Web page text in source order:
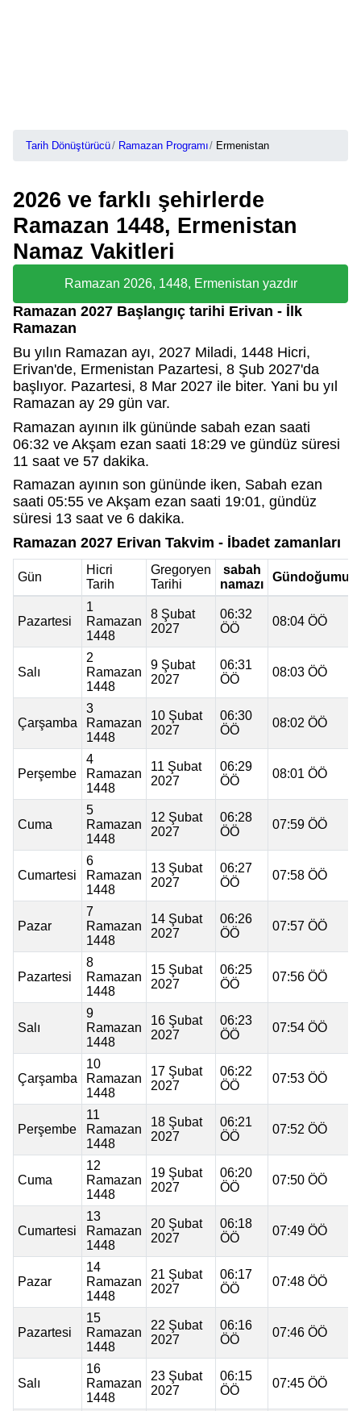
Tarih Dönüştürücü Ramazan Programı Ermenistan
2026 ve farklı şehirlerde
Ramazan 1448, Ermenistan
Namaz Vakitleri
Ramazan 2026, 1448, Ermenistan yazdır
Ramazan 2027 Başlangıç tarihi Erivan - İlk
Ramazan
Bu yılın Ramazan ayı, 2027 Miladi, 1448 Hicri,
Erivan'de, Ermenistan Pazartesi, 8 Şub 2027'da
başlıyor. Pazartesi, 8 Mar 2027 ile biter. Yani bu yıl
Ramazan ay 29 gün var.
Ramazan ayının ilk gününde sabah ezan saati
06:32 ve Akşam ezan saati 18:29 ve gündüz süresi
11 saat ve 57 dakika.
Ramazan ayının son gününde iken, Sabah ezan
saati 05:55 ve Akşam ezan saati 19:01, gündüz
süresi 13 saat ve 6 dakika.
Ramazan 2027 Erivan Takvim - İbadet zamanları
Gün
Hicri
Tarih
Gregoryen
Tarihi
sabah
namazı
Gündoğumu
Pazartesi
1
Ramazan
1448
8 Şubat
2027
06:32
ÖÖ
08:04 ÖÖ
Salı
2
Ramazan
1448
9 Şubat
2027
06:31
ÖÖ
08:03 ÖÖ
Çarşamba
3
Ramazan
1448
10 Şubat
2027
06:30
ÖÖ
08:02 ÖÖ
Perşembe
4
Ramazan
1448
11 Şubat
2027
06:29
ÖÖ
08:01 ÖÖ
Cuma
5
Ramazan
1448
12 Şubat
2027
06:28
ÖÖ
07:59 ÖÖ
Cumartesi
6
Ramazan
1448
13 Şubat
2027
06:27
ÖÖ
07:58 ÖÖ
Pazar
7
Ramazan
1448
14 Şubat
2027
06:26
ÖÖ
07:57 ÖÖ
Pazartesi
8
Ramazan
1448
15 Şubat
2027
06:25
ÖÖ
07:56 ÖÖ
Salı
9
Ramazan
1448
16 Şubat
2027
06:23
ÖÖ
07:54 ÖÖ
Çarşamba
10
Ramazan
1448
17 Şubat
2027
06:22
ÖÖ
07:53 ÖÖ
Perşembe
11
Ramazan
1448
18 Şubat
2027
06:21
ÖÖ
07:52 ÖÖ
Cuma
12
Ramazan
1448
19 Şubat
2027
06:20
ÖÖ
07:50 ÖÖ
Cumartesi
13
Ramazan
1448
20 Şubat
2027
06:18
ÖÖ
07:49 ÖÖ
Pazar
14
Ramazan
1448
21 Şubat
2027
06:17
ÖÖ
07:48 ÖÖ
Pazartesi
15
Ramazan
1448
22 Şubat
2027
06:16
ÖÖ
07:46 ÖÖ
Salı
16
Ramazan
1448
23 Şubat
2027
06:15
ÖÖ
07:45 ÖÖ